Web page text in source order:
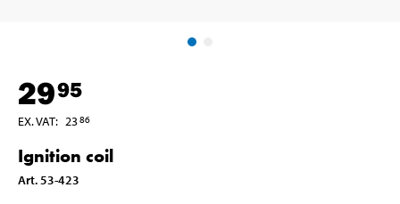
2995
EX. VAT: 2386
Ignition coil
Art. 53-423